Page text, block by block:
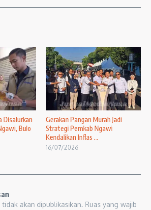
Disalurkan
Bulo
Gerakan Pangan Murah Jadi
Strategi Pemkab Ngawi
Kendalikan Inflas ...
16/07/2026
akan dipublikasikan. Ruas yang wajib